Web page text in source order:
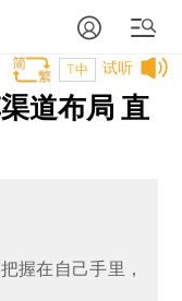
试听
T中
道布局 直
握在自己手里，